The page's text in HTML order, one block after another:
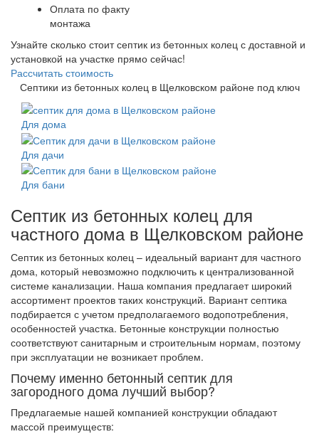
Оплата по факту
монтажа
Узнайте сколько стоит септик из бетонных колец с доставной и
установкой на участке прямо сейчас!
Рассчитать стоимость
Септики из бетонных колец в Щелковском районе под ключ
Для дома
Для дачи
Для бани
Септик из бетонных колец для
частного дома в Щелковском районе
Септик из бетонных колец – идеальный вариант для частного
дома, который невозможно подключить к централизованной
системе канализации. Наша компания предлагает широкий
ассортимент проектов таких конструкций. Вариант септика
подбирается с учетом предполагаемого водопотребления,
особенностей участка. Бетонные конструкции полностью
соответствуют санитарным и строительным нормам, поэтому
при эксплуатации не возникает проблем.
Почему именно бетонный септик для
загородного дома лучший выбор?
Предлагаемые нашей компанией конструкции обладают
массой преимуществ: